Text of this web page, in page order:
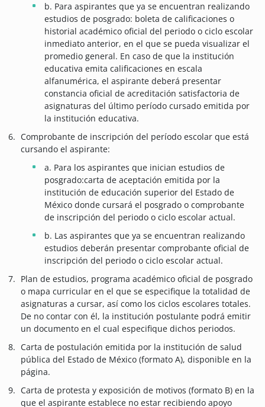
b. Para aspirantes que ya se encuentran realizando
estudios de posgrado: boleta de calificaciones o
historial académico oficial del periodo o ciclo escolar
inmediato anterior, en el que se pueda visualizar el
promedio general. En caso de que la institución
educativa emita calificaciones en escala
alfanumérica, el aspirante deberá presentar
constancia oficial de acreditación satisfactoria de
asignaturas del último período cursado emitida por
la institución educativa.
Comprobante de inscripción del período escolar que está
cursando el aspirante:
a. Para los aspirantes que inician estudios de
posgrado:carta de aceptación emitida por la
institución de educación superior del Estado de
México donde cursará el posgrado o comprobante
de inscripción del periodo o ciclo escolar actual.
b. Las aspirantes que ya se encuentran realizando
estudios deberán presentar comprobante oficial de
inscripción del periodo o ciclo escolar actual.
Plan de estudios, programa académico oficial de posgrado
o mapa curricular en el que se especifique la totalidad de
asignaturas a cursar, así como los ciclos escolares totales.
De no contar con él, la institución postulante podrá emitir
un documento en el cual especifique dichos periodos.
Carta de postulación emitida por la institución de salud
pública del Estado de México (formato A), disponible en la
página.
Carta de protesta y exposición de motivos (formato B) en la
que el aspirante establece no estar recibiendo apoyo